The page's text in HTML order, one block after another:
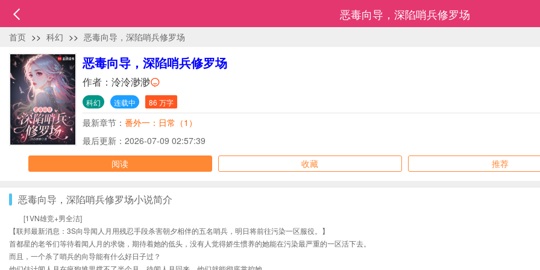
恶毒向导，深陷哨兵修罗场
首页 >> 科幻 >> 恶毒向导，深陷哨兵修罗场
恶毒向导，深陷哨兵修罗场
作者： 泠泠渺渺
科幻 连载中 86 万字
最新章节： 番外一：日常（1）
最后更新：2026-07-09 02:57:39
阅读
收藏 推荐
恶毒向导，深陷哨兵修罗场小说简介
[1VN雄竞+男全洁]
【联邦最新消息：3S向导闻人月用残忍手段杀害朝夕相伴的五名哨兵，明日将前往污染一区服役。】
首都星的老爷们等待着闻人月的求饶，期待着她的低头，没有人觉得娇生惯养的她能在污染最严重的一区活下去。
而且，一个杀了哨兵的向导能有什么好日子过？